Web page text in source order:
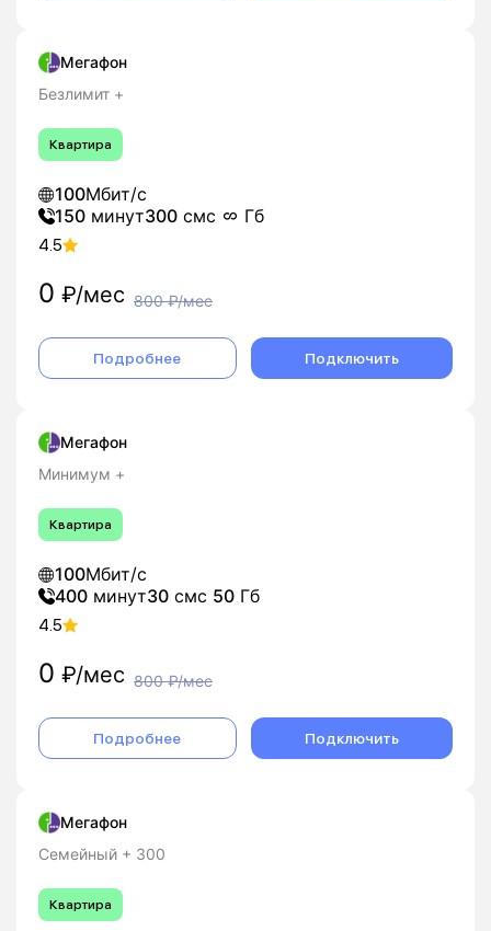
Мегафон
Безлимит +
Квартира
100Мбит/с
150 минут300 смс Гб
4.5
0 ₽/мес 800₽/мес
Подробнее Подключить
Мегафон
Минимум +
Квартира
100Мбит/с
400 минут30 смс 50 Гб
4.5
0 ₽/мес 800₽/мес
Подробнее Подключить
Мегафон
Семейный + 300
Квартира